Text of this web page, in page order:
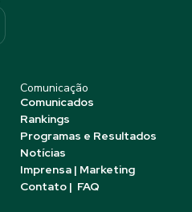
Comunicação
Comunicados
Rankings
Programas e Resultados
Notícias
Imprensa | Marketing
Contato | FAQ